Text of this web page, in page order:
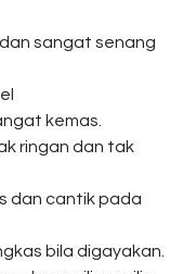
sangat senang
kemas.
ringan dan tak
dan cantik pada
bila digayakan.